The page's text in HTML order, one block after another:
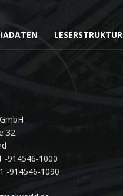
LESERSTRUKTUR
32
-914546-1000
-914546-1090